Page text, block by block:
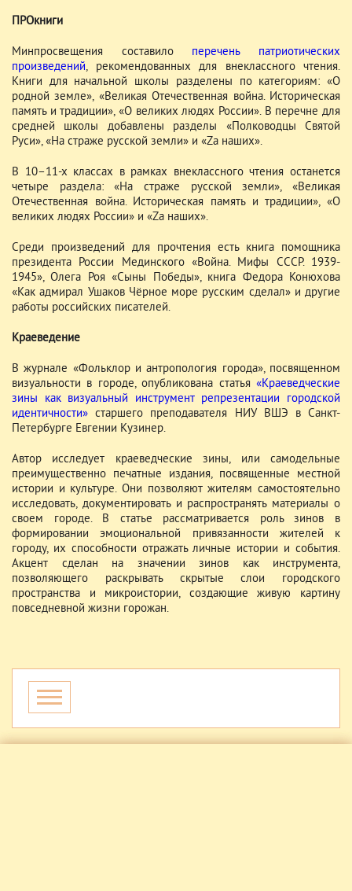
ПРОкниги
Минпросвещения составило перечень патриотических
произведений, рекомендованных для внеклассного чтения.
Книги для начальной школы разделены по категориям: «О
родной земле», «Великая Отечественная война. Историческая
память и традиции», «О великих людях России». В перечне для
средней школы добавлены разделы «Полководцы Святой
Руси», «На страже русской земли» и «Zа наших».
В 10–11-х классах в рамках внеклассного чтения останется
четыре раздела: «На страже русской земли», «Великая
Отечественная война. Историческая память и традиции», «О
великих людях России» и «Zа наших».
Среди произведений для прочтения есть книга помощника
президента России Мединского «Война. Мифы СССР. 1939-
1945», Олега Роя «Сыны Победы», книга Федора Конюхова
«Как адмирал Ушаков Чёрное море русским сделал» и другие
работы российских писателей.
Краеведение
В журнале «Фольклор и антропология города», посвященном
визуальности в городе, опубликована статья «Краеведческие
зины как визуальный инструмент репрезентации городской
идентичности» старшего преподавателя НИУ ВШЭ в Санкт-
Петербурге Евгении Кузинер.
Автор исследует краеведческие зины, или самодельные
преимущественно печатные издания, посвященные местной
истории и культуре. Они позволяют жителям самостоятельно
исследовать, документировать и распространять материалы о
своем городе. В статье рассматривается роль зинов в
формировании эмоциональной привязанности жителей к
городу, их способности отражать личные истории и события.
Акцент сделан на значении зинов как инструмента,
позволяющего раскрывать скрытые слои городского
пространства и микроистории, создающие живую картину
повседневной жизни горожан.